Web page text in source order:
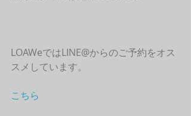
LOAWeではLINE@からのご予約をオス
スメしています。
こちら